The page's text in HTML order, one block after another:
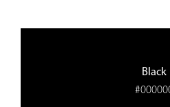
Black